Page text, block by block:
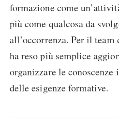
formazione come
più come qualcosa da
all’occorrenza. Per il
ha reso più semplice
organizzare le conoscenze
delle esigenze formative.